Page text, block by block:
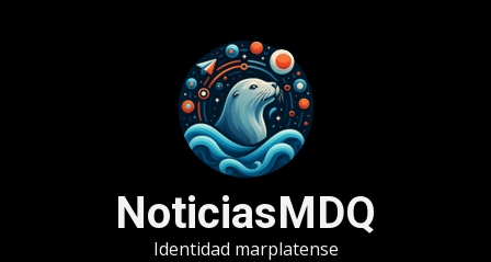
NoticiasMDQ
Identidad marplatense